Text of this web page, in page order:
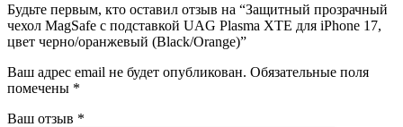
Будьте первым, кто оставил отзыв на “Защитный прозрачный
чехол MagSafe с подставкой UAG Plasma XTE для iPhone 17,
цвет черно/оранжевый (Black/Orange)”
Ваш адрес email не будет опубликован. Обязательные поля
помечены *
Ваш отзыв *